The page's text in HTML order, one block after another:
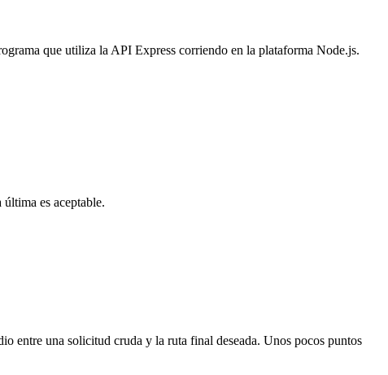
que utiliza la API Express corriendo en la plataforma Node.js.
es aceptable.
entre una solicitud cruda y la ruta final deseada. Unos pocos puntos